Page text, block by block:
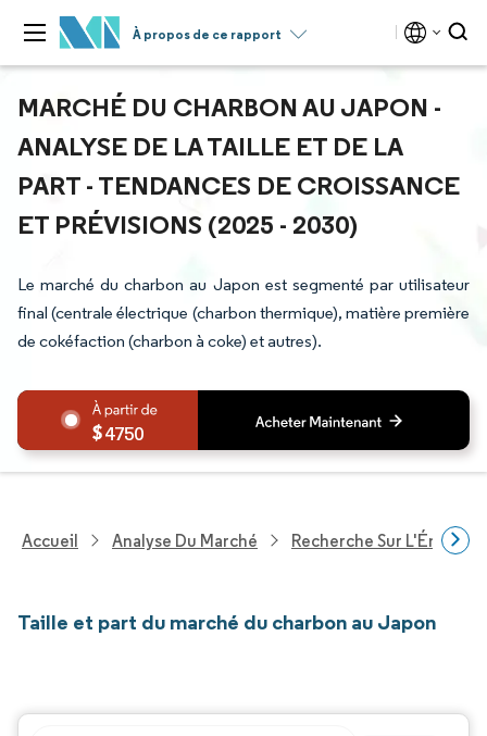
À propos de ce rapport
MARCHÉ DU CHARBON AU JAPON -
ANALYSE DE LA TAILLE ET DE LA
PART - TENDANCES DE CROISSANCE
ET PRÉVISIONS (2025 - 2030)
Le marché du charbon au Japon est segmenté par utilisateur
final (centrale électrique (charbon thermique), matière première
de cokéfaction (charbon à coke) et autres).
4750
Accueil Analyse Du Marché Recherche Sur
Taille et part du marché du charbon au Japon